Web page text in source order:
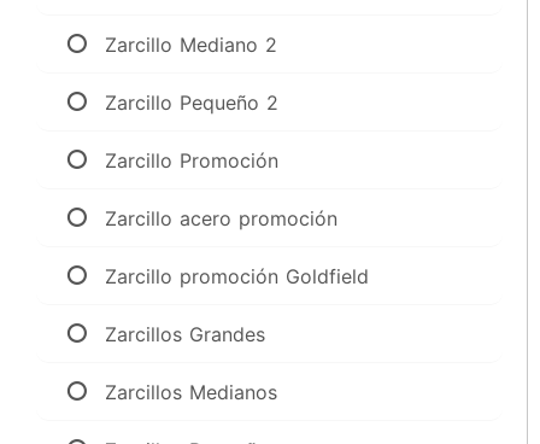
Zarcillo Mediano 2
Zarcillo Pequeño 2
Zarcillo Promoción
Zarcillo acero promoción
Zarcillo promoción Goldfield
Zarcillos Grandes
Zarcillos Medianos